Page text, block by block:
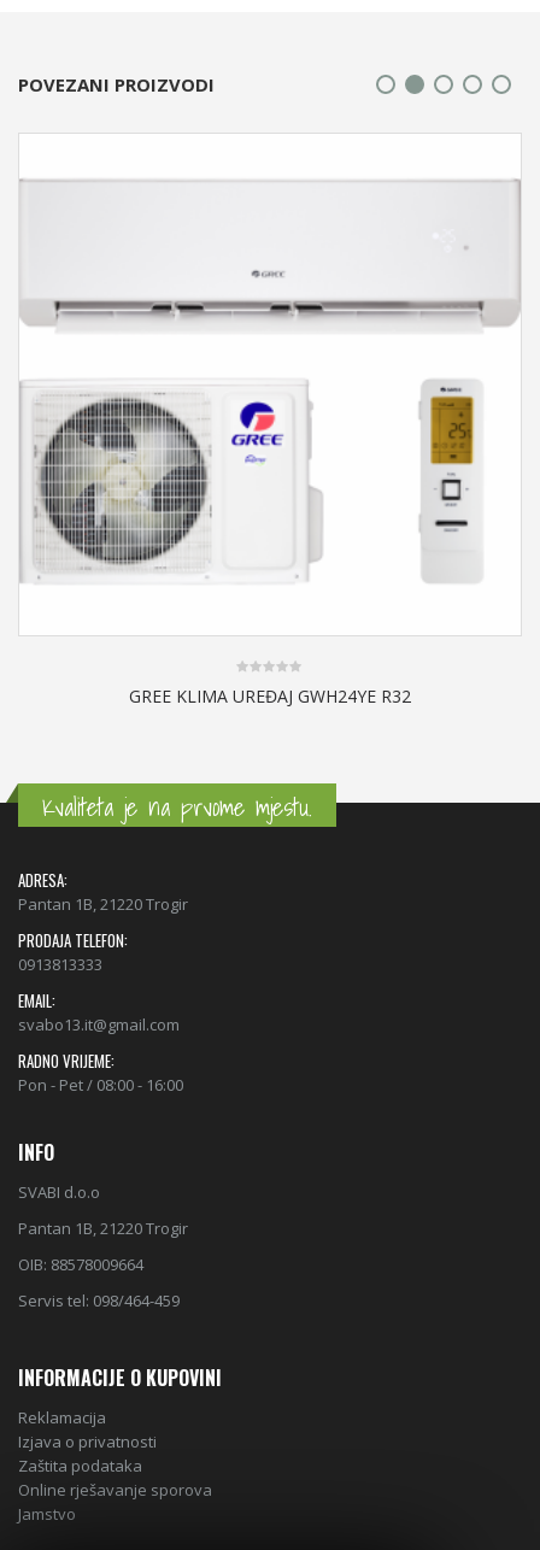
POVEZANI PROIZVODI
out
GREE KLIMA UREĐAJ GWH24YE R32
Kvaliteta je na prvome mjestu.
ADRESA:
Pantan 1B, 21220 Trogir
PRODAJA TELEFON:
0913813333
EMAIL:
svabo13.it@gmail.com
RADNO VRIJEME:
Pon - Pet / 08:00 - 16:00
INFO
SVABI d.o.o
Pantan 1B, 21220 Trogir
OIB: 88578009664
Servis tel: 098/464-459
INFORMACIJE O KUPOVINI
Reklamacija
Izjava o privatnosti
Zaštita podataka
Online rješavanje sporova
Jamstvo